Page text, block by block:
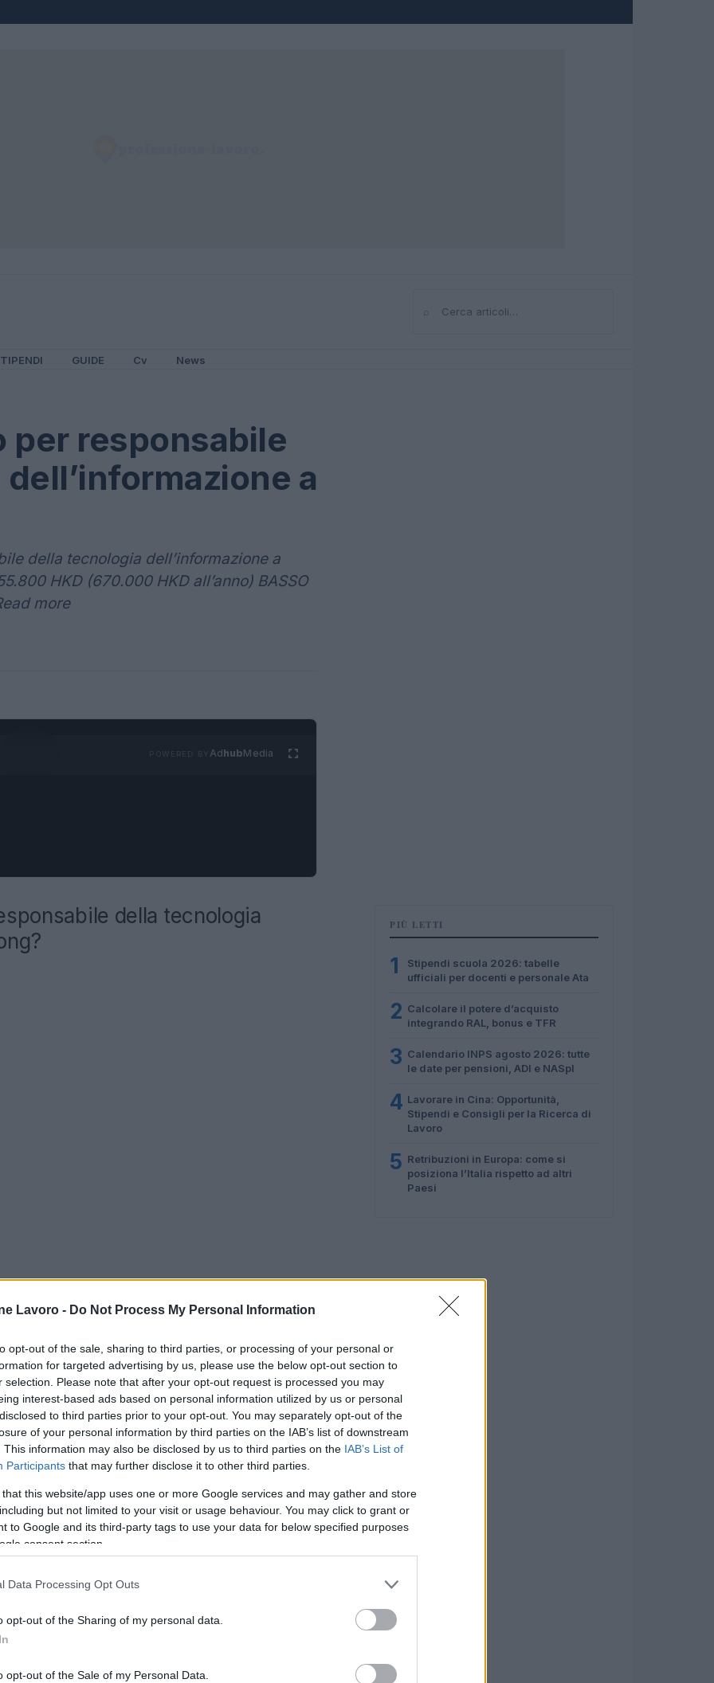
Lavoro - Do Not Process My Personal Information
opt-out of the sale, sharing to third parties, or processing of your personal or
for targeted advertising by us, please use the below opt-out section to
selection. Please note that after your opt-out request is processed you may
interest-based ads based on personal information utilized by us or personal
to third parties prior to your opt-out. You may separately opt-out of the
of your personal information by third parties on the IAB’s list of downstream
This information may also be disclosed by us to third parties on the IAB’s List of
Participants that may further disclose it to other third parties.
that this website/app uses one or more Google services and may gather and store
but not limited to your visit or usage behaviour. You may click to grant or
to Google and its third-party tags to use your data for below specified purposes
consent section.
Data Processing Opt Outs
opt-out of the Sharing of my personal data.
opt-out of the Sale of my Personal Data.
⌕Cerca
GUIDE Cv News
per responsabile
a
della tecnologia dell’informazione a
HKD (670.000 HKD all’anno) BASSO
more
AdhubMedia
della tecnologia
PIÙ LETTI
1
Stipendi scuola 2026: tabelle
ufficiali per docenti e personale Ata
2 Calcolare il potere d’acquisto
integrando RAL, bonus e TFR
3 Calendario INPS agosto 2026: tutte
le date per pensioni, ADI e NASpI
4 Lavorare in Cina: Opportunità,
Stipendi e Consigli per la Ricerca di
Lavoro
5 Retribuzioni in Europa: come si
posiziona l’Italia rispetto ad altri
Paesi